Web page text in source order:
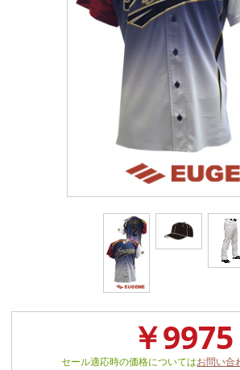
￥9975
セール適応時の価格についてはお問い合